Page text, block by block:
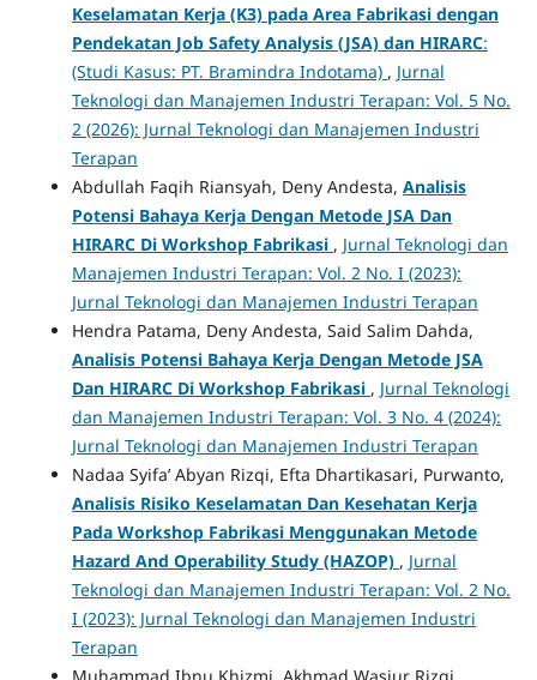
Keselamatan Kerja (K3) pada Area Fabrikasi dengan
Pendekatan Job Safety Analysis (JSA) dan HIRARC:
(Studi Kasus: PT. Bramindra Indotama) , Jurnal
Teknologi dan Manajemen Industri Terapan: Vol. 5 No.
2 (2026): Jurnal Teknologi dan Manajemen Industri
Terapan
Abdullah Faqih Riansyah, Deny Andesta, Analisis
Potensi Bahaya Kerja Dengan Metode JSA Dan
HIRARC Di Workshop Fabrikasi , Jurnal Teknologi dan
Manajemen Industri Terapan: Vol. 2 No. I (2023):
Jurnal Teknologi dan Manajemen Industri Terapan
Hendra Patama, Deny Andesta, Said Salim Dahda,
Analisis Potensi Bahaya Kerja Dengan Metode JSA
Dan HIRARC Di Workshop Fabrikasi , Jurnal Teknologi
dan Manajemen Industri Terapan: Vol. 3 No. 4 (2024):
Jurnal Teknologi dan Manajemen Industri Terapan
Nadaa Syifa’ Abyan Rizqi, Efta Dhartikasari, Purwanto,
Analisis Risiko Keselamatan Dan Kesehatan Kerja
Pada Workshop Fabrikasi Menggunakan Metode
Hazard And Operability Study (HAZOP) , Jurnal
Teknologi dan Manajemen Industri Terapan: Vol. 2 No.
I (2023): Jurnal Teknologi dan Manajemen Industri
Terapan
Muhammad Ibnu Khizmi, Akhmad Wasiur Rizqi,